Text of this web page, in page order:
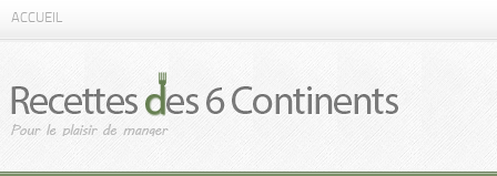
ACCUEIL